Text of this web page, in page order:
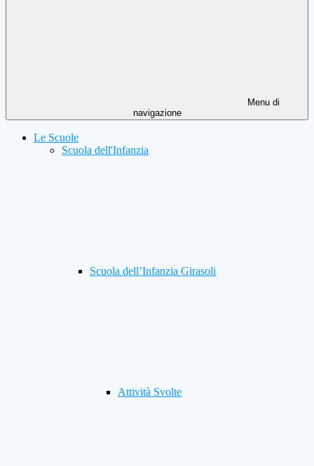
Menu di
navigazione
Le Scuole
Scuola dell'Infanzia
Scuola dell’Infanzia Girasoli
Attività Svolte